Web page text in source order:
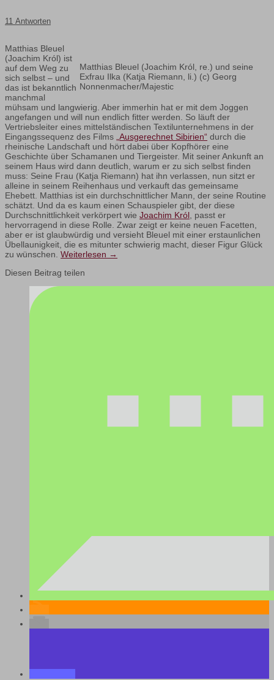
11 Antworten
Matthias Bleuel (Joachim Król, re.) und seine
Exfrau Ilka (Katja Riemann, li.) (c) Georg
Nonnenmacher/Majestic
Matthias Bleuel
(Joachim Król) ist
auf dem Weg zu
sich selbst – und
das ist bekanntlich
manchmal
mühsam und langwierig. Aber immerhin hat er mit dem Joggen
angefangen und will nun endlich fitter werden. So läuft der
Vertriebsleiter eines mittelständischen Textilunternehmens in der
Eingangssequenz des Films „Ausgerechnet Sibirien“ durch die
rheinische Landschaft und hört dabei über Kopfhörer eine
Geschichte über Schamanen und Tiergeister. Mit seiner Ankunft an
seinem Haus wird dann deutlich, warum er zu sich selbst finden
muss: Seine Frau (Katja Riemann) hat ihn verlassen, nun sitzt er
alleine in seinem Reihenhaus und verkauft das gemeinsame
Ehebett. Matthias ist ein durchschnittlicher Mann, der seine Routine
schätzt. Und da es kaum einen Schauspieler gibt, der diese
Durchschnittlichkeit verkörpert wie Joachim Król, passt er
hervorragend in diese Rolle. Zwar zeigt er keine neuen Facetten,
aber er ist glaubwürdig und versieht Bleuel mit einer erstaunlichen
Übellaunigkeit, die es mitunter schwierig macht, dieser Figur Glück
zu wünschen. Weiterlesen →
Diesen Beitrag teilen